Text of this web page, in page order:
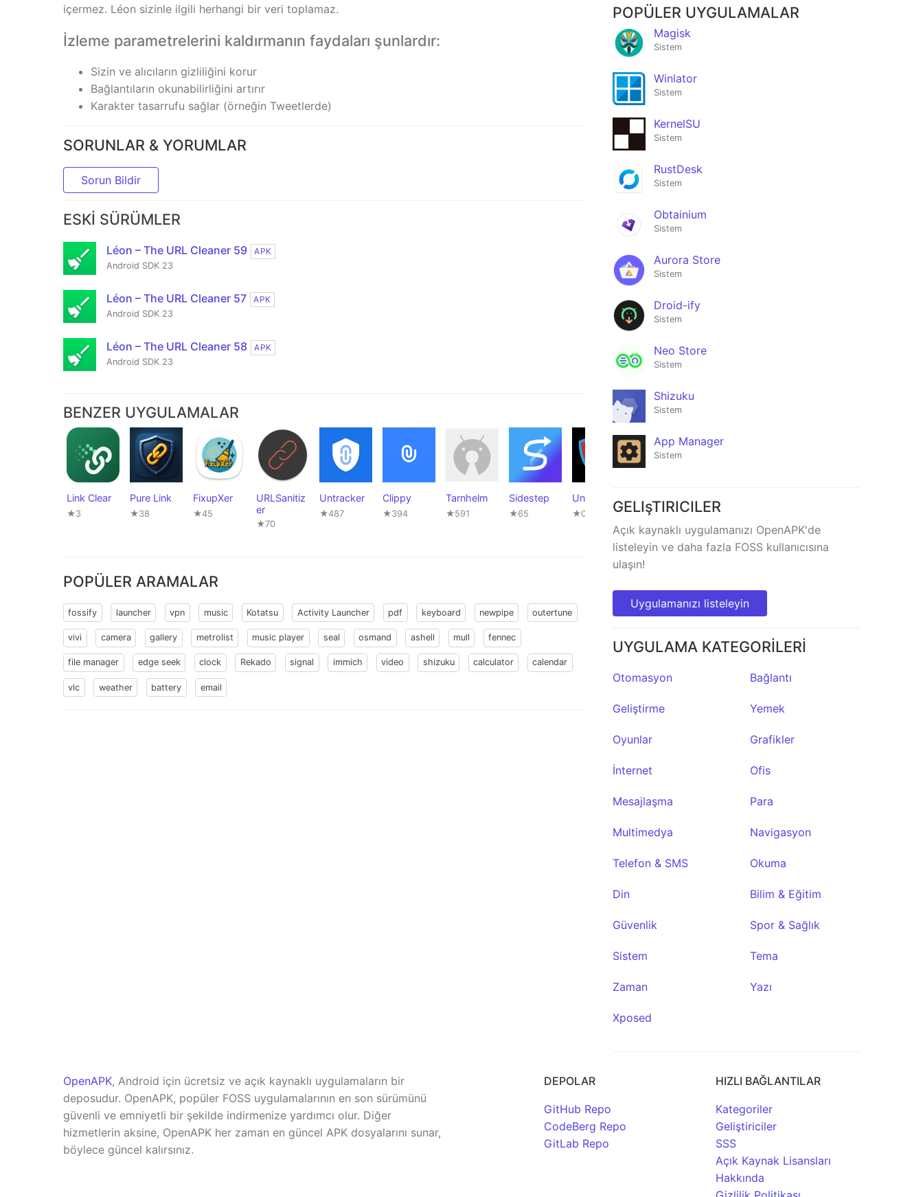
içermez. Léon sizinle ilgili herhangi bir veri toplamaz.
İzleme parametrelerini kaldırmanın faydaları şunlardır:
Sizin ve alıcıların gizliliğini korur
Bağlantıların okunabilirliğini artırır
Karakter tasarrufu sağlar (örneğin Tweetlerde)
SORUNLAR & YORUMLAR
Sorun Bildir
ESKI SÜRÜMLER
Léon – The URL Cleaner 59
APK
Android SDK 23
Léon – The URL Cleaner 57
APK
Android SDK 23
Léon – The URL Cleaner 58
APK
Android SDK 23
BENZER UYGULAMALAR
Link Clear
★3
Pure Link
★38
FixupXer
★45
URLSanitiz
er
★70
Untracker
★487
Clippy
★394
Tarnhelm
★591
Sidestep
★65
UntrackMe
★0
Link
★6
POPÜLER ARAMALAR
fossify launcher vpn music Kotatsu Activity Launcher pdf keyboard newpipe outertune
vivi camera gallery metrolist music player seal osmand ashell mull fennec
file manager edge seek clock Rekado signal immich video shizuku calculator calendar
vlc weather battery email
POPÜLER UYGULAMALAR
Magisk
Sistem
Winlator
Sistem
KernelSU
Sistem
RustDesk
Sistem
Obtainium
Sistem
Aurora Store
Sistem
Droid-ify
Sistem
Neo Store
Sistem
Shizuku
Sistem
App Manager
Sistem
GELIşTIRICILER
Açık kaynaklı uygulamanızı OpenAPK'de
listeleyin ve daha fazla FOSS kullanıcısına
ulaşın!
Uygulamanızı listeleyin
UYGULAMA KATEGORİLERİ
Otomasyon Bağlantı
Geliştirme Yemek
Oyunlar Grafikler
İnternet Ofis
Mesajlaşma Para
Multimedya Navigasyon
Telefon & SMS Okuma
Din Bilim & Eğitim
Güvenlik Spor & Sağlık
Sistem Tema
Zaman Yazı
Xposed
OpenAPK, Android için ücretsiz ve açık kaynaklı uygulamaların bir
deposudur. OpenAPK, popüler FOSS uygulamalarının en son sürümünü
güvenli ve emniyetli bir şekilde indirmenize yardımcı olur. Diğer
hizmetlerin aksine, OpenAPK her zaman en güncel APK dosyalarını sunar,
böylece güncel kalırsınız.
DEPOLAR
GitHub Repo
CodeBerg Repo
GitLab Repo
HIZLI BAĞLANTILAR
Kategoriler
Geliştiriciler
SSS
Açık Kaynak Lisansları
Hakkında